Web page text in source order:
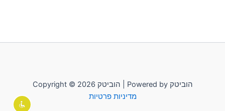
Copyright © 2026 הוביטק | Powered by הוביטק
מדיניות פרטיות